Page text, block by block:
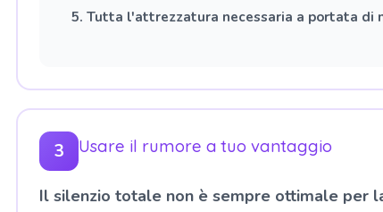
Tutta l'attrezzatura necessaria a portata di
3 Usare il rumore a tuo vantaggio
Il silenzio totale non è sempre ottimale per